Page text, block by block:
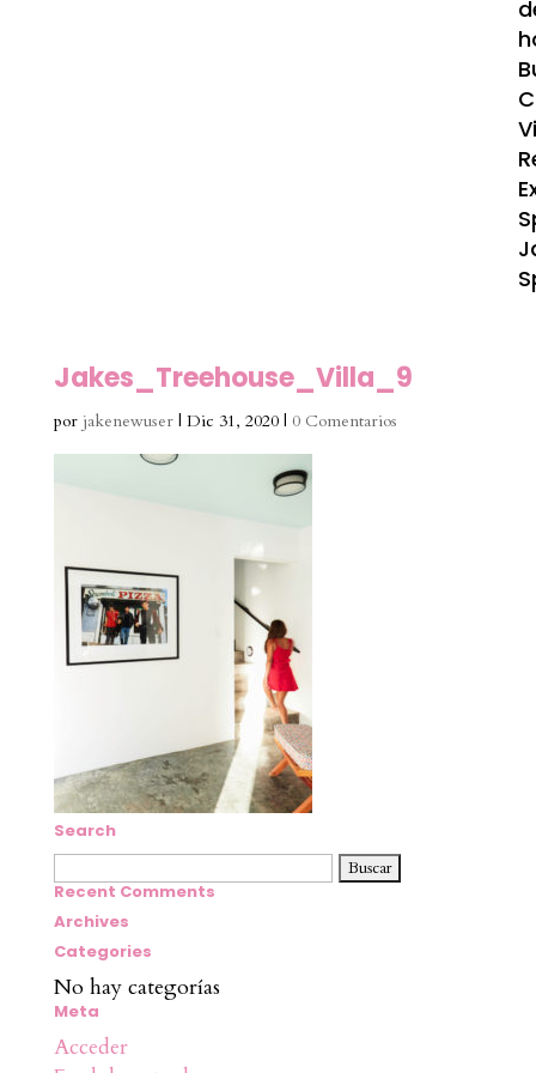
Jakes_Treehouse_Villa_9
por jakenewuser| Dic 31, 2020| 0 Comentarios
Search
Buscar:
Recent Comments
Archives
Categories
No hay categorías
Meta
Acceder